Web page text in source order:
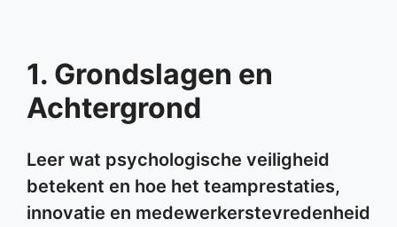
1. Grondslagen en
Achtergrond
Leer wat psychologische veiligheid
betekent en hoe het teamprestaties,
innovatie en medewerkerstevredenheid